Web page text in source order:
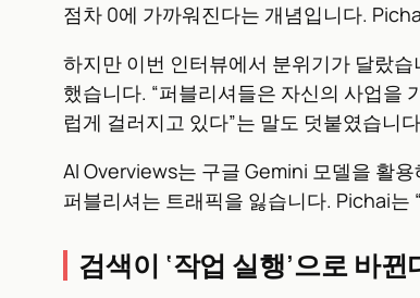
점차 0에 가까워진다는 개념입니다.
하지만 이번 인터뷰에서 분위기가 달랐
했습니다. “퍼블리셔들은 자신의 사업을
럽게 걸러지고 있다”는 말도 덧붙였습니
AI Overviews는 구글 Gemini 모델을 활
퍼블리셔는 트래픽을 잃습니다. Pichai는
검색이 ‘작업 실행’으로 바뀐